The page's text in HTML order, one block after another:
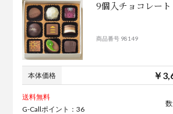
9個入チョコレート
商品番号 98149
本体価格 ￥
送料無料
G-Callポイント：36
数